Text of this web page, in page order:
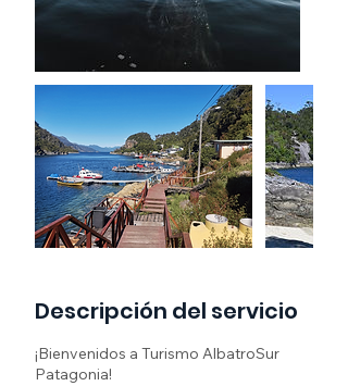
Descripción del servicio
¡Bienvenidos a Turismo AlbatroSur
Patagonia!